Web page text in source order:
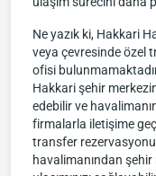
Ne yazık ki, Hakkari
veya çevresinde özel
ofisi
Hakkari şehir
edebilir ve
firmalarla iletişime
transfer
havalimanından